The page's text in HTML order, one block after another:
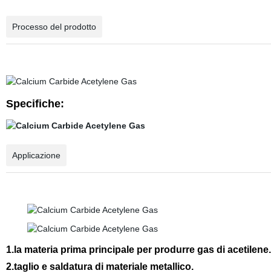
Processo del prodotto
Specifiche:
Applicazione
1.la materia prima principale per produrre gas di acetilene.
2.taglio e saldatura di materiale metallico.